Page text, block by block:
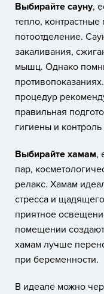
Выбирайте сауну,
тепло,
потоотделение.
закаливания,
мышц. Однако
процедур
правильная
гигиены и
Выбирайте хамам,
пар,
релакс. Хамам
стресса и
приятное
помещении
хамам лучше
при беременности.
В идеале можно